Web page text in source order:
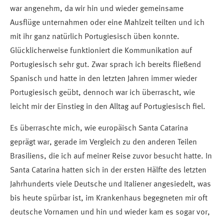
war angenehm, da wir hin und wieder gemeinsame
Ausflüge unternahmen oder eine Mahlzeit teilten und ich
mit ihr ganz natürlich Portugiesisch üben konnte.
Glücklicherweise funktioniert die Kommunikation auf
Portugiesisch sehr gut. Zwar sprach ich bereits fließend
Spanisch und hatte in den letzten Jahren immer wieder
Portugiesisch geübt, dennoch war ich überrascht, wie
leicht mir der Einstieg in den Alltag auf Portugiesisch fiel.
Es überraschte mich, wie europäisch Santa Catarina
geprägt war, gerade im Vergleich zu den anderen Teilen
Brasiliens, die ich auf meiner Reise zuvor besucht hatte. In
Santa Catarina hatten sich in der ersten Hälfte des letzten
Jahrhunderts viele Deutsche und Italiener angesiedelt, was
bis heute spürbar ist, im Krankenhaus begegneten mir oft
deutsche Vornamen und hin und wieder kam es sogar vor,